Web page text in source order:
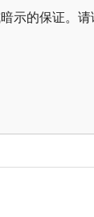
示的保证。